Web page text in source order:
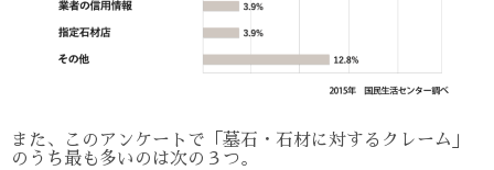
また、このアンケートで「墓石・石材に対するクレーム」
のうち最も多いのは次の３つ。